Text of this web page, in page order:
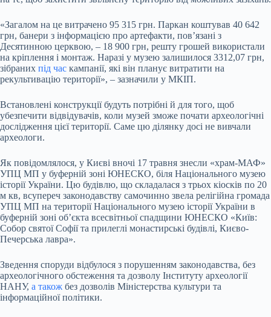
«Загалом на це витрачено 95 315 грн. Паркан коштував 40 642
грн, банери з інформацією про артефакти, пов’язані з
Десятинною церквою, – 18 900 грн, решту грошей використали
на кріплення і монтаж. Наразі у музею залишилося 3312,07 грн,
зібраних під час кампанії, які він планує витратити на
рекультивацію території», – зазначили у МКІП.
Встановлені конструкції будуть потрібні й для того, щоб
убезпечити відвідувачів, коли музей зможе почати археологічні
дослідження цієї території. Саме цю ділянку досі не вивчали
археологи.
Як повідомлялося, у Києві вночі 17 травня знесли «храм-МАФ»
УПЦ МП у буферній зоні ЮНЕСКО, біля Національного музею
історії України. Цю будівлю, що складалася з трьох кіосків по 20
м кв, всупереч законодавству самочинно звела релігійна громада
УПЦ МП на території Національного музею історії України в
буферній зоні об’єкта всесвітньої спадщини ЮНЕСКО «Київ:
Собор святої Софії та прилеглі монастирські будівлі, Києво-
Печерська лавра».
Зведення споруди відбулося з порушенням законодавства, без
археологічного обстеження та дозволу Інституту археології
НАНУ, а також без дозволів Міністерства культури та
інформаційної політики.